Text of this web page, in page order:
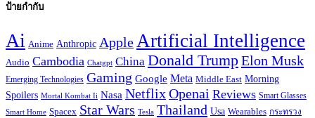
ป้ายกำกับ
Ai Anime Anthropic Apple Artificial Intelligence
Audio Cambodia Chatgpt China Donald TrumpElon Musk
Emerging Technologies Gaming Google Meta Middle East Morning
Spoilers Mortal Kombat Ii Nasa NetflixOpenai Reviews Smart Glasses
Smart Home Spacex Star Wars Tesla Thailand Usa Wearables กระทรวง